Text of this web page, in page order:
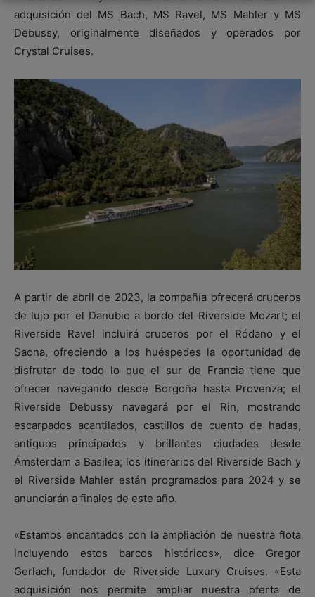
adquisición del MS Bach, MS Ravel, MS Mahler y MS
Debussy, originalmente diseñados y operados por
Crystal Cruises.
A partir de abril de 2023, la compañía ofrecerá cruceros
de lujo por el Danubio a bordo del Riverside Mozart; el
Riverside Ravel incluirá cruceros por el Ródano y el
Saona, ofreciendo a los huéspedes la oportunidad de
disfrutar de todo lo que el sur de Francia tiene que
ofrecer navegando desde Borgoña hasta Provenza; el
Riverside Debussy navegará por el Rin, mostrando
escarpados acantilados, castillos de cuento de hadas,
antiguos principados y brillantes ciudades desde
Ámsterdam a Basilea; los itinerarios del Riverside Bach y
el Riverside Mahler están programados para 2024 y se
anunciarán a finales de este año.
«Estamos encantados con la ampliación de nuestra flota
incluyendo estos barcos históricos», dice Gregor
Gerlach, fundador de Riverside Luxury Cruises. «Esta
adquisición nos permite ampliar nuestra oferta de